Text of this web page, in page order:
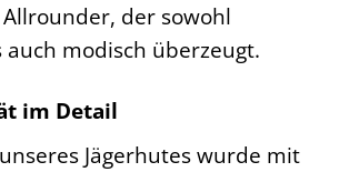
der sowohl
modisch überzeugt.
im Detail
Jägerhutes wurde mit